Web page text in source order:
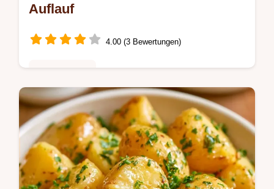
Auflauf
4.00 (3 Bewertungen)
Ohne Vorkochen gelingt dieser Kartoffel
Gemüse Auflauf Mit Käse Überbacken
durch präzise Schnittdicke. Mit Mengen-
Tabelle in 1 Stunde fertig.